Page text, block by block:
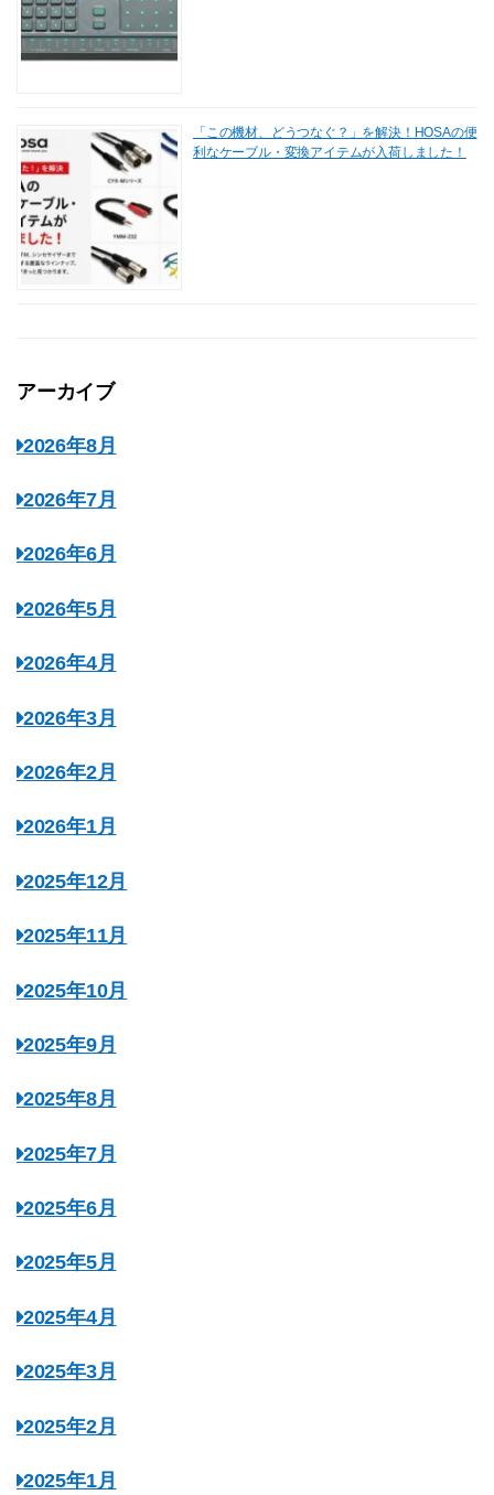
「この機材、どうつなぐ？」を解決！HOSAの便
利なケーブル・変換アイテムが入荷しました！
アーカイブ
2026年8月
2026年7月
2026年6月
2026年5月
2026年4月
2026年3月
2026年2月
2026年1月
2025年12月
2025年11月
2025年10月
2025年9月
2025年8月
2025年7月
2025年6月
2025年5月
2025年4月
2025年3月
2025年2月
2025年1月